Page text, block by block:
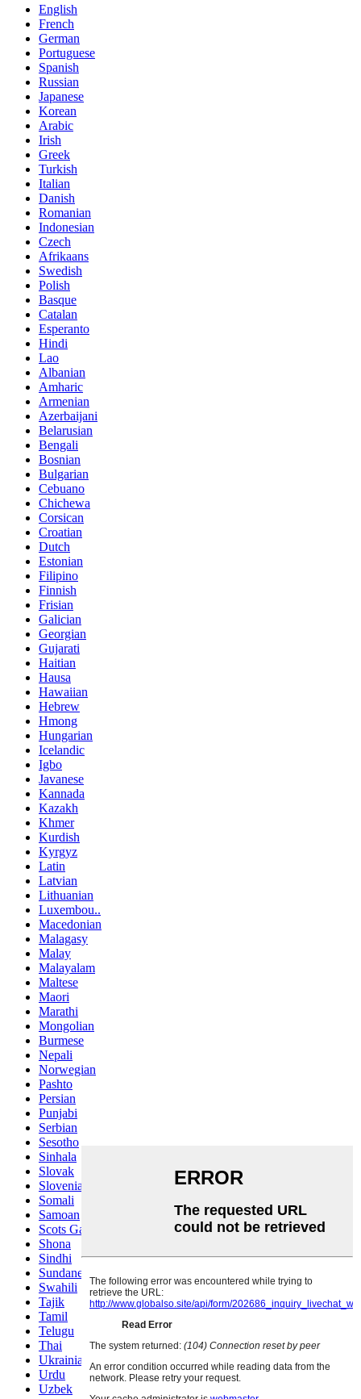
English
French
German
Portuguese
Spanish
Russian
Japanese
Korean
Arabic
Irish
Greek
Turkish
Italian
Danish
Romanian
Indonesian
Czech
Afrikaans
Swedish
Polish
Basque
Catalan
Esperanto
Hindi
Lao
Albanian
Amharic
Armenian
Azerbaijani
Belarusian
Bengali
Bosnian
Bulgarian
Cebuano
Chichewa
Corsican
Croatian
Dutch
Estonian
Filipino
Finnish
Frisian
Galician
Georgian
Gujarati
Haitian
Hausa
Hawaiian
Hebrew
Hmong
Hungarian
Icelandic
Igbo
Javanese
Kannada
Kazakh
Khmer
Kurdish
Kyrgyz
Latin
Latvian
Lithuanian
Luxembou..
Macedonian
Malagasy
Malay
Malayalam
Maltese
Maori
Marathi
Mongolian
Burmese
Nepali
Norwegian
Pashto
Persian
Punjabi
Serbian
Sesotho
Sinhala
Slovak
Slovenian
Somali
Samoan
Scots Gaelic
Shona
Sindhi
Sundanese
Swahili
Tajik
Tamil
Telugu
Thai
Ukrainian
Urdu
Uzbek